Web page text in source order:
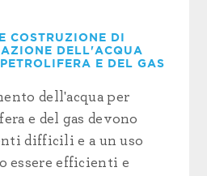
COSTRUZIONE DI
DELL'ACQUA
E DEL GAS
dell'acqua per
e del gas devono
difficili e a un uso
essere efficienti e